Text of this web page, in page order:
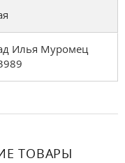
Илья Муромец
ТОВАРЫ